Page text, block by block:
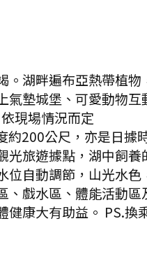
湖畔遍布亞熱帶植
墊城堡、可愛動物
現場情況而定
200公尺，亦是日
旅遊據點，湖中飼
自動調節，山光水
戲水區、體能活動
康大有助益。 PS.換